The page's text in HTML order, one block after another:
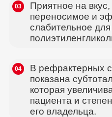
03
Приятное на
переносимое и
слабительное
04
В рефрактерных
показана
которая
пациента и
его владельца.